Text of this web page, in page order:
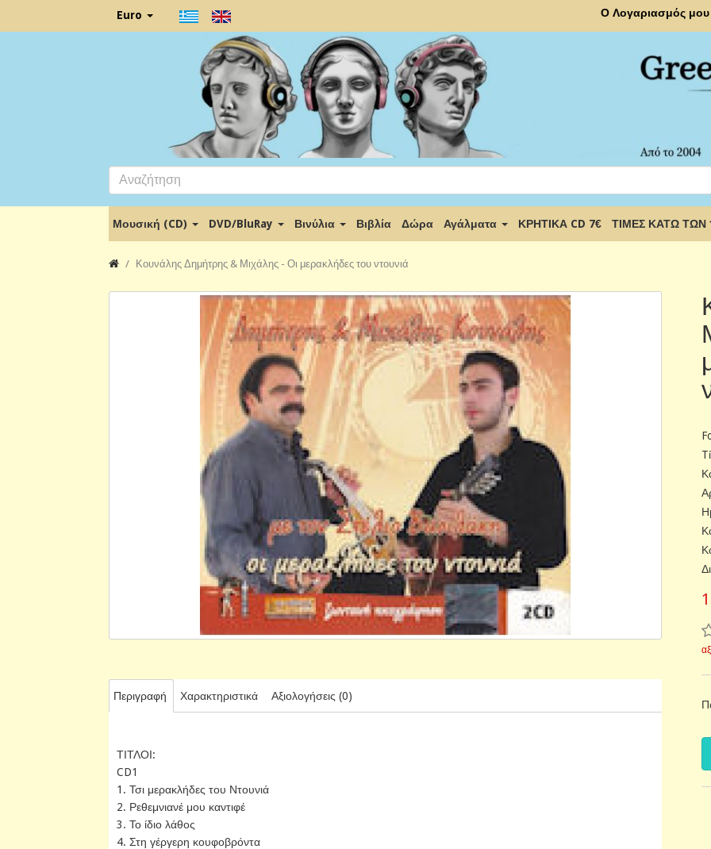
Euro Ο Λογαριασμός μου
Μουσική (CD) DVD/BluRay Βινύλια Βιβλία Δώρα Αγάλματα ΚΡΗΤΙΚΑ CD 7€ ΤΙΜΕΣ ΚΑΤΩ ΤΩΝ
Κουνάλης Δημήτρης & Μιχάλης - Οι μερακλήδες του ντουνιά
Περιγραφή Χαρακτηριστικά Αξιολογήσεις (0)
ΤΙΤΛΟΙ:
CD1
1. Τσι μερακλήδες του Ντουνιά
2. Ρεθεμνιανέ μου καντιφέ
3. Το ίδιο λάθος
4. Στη γέργερη κουφοβρόντα